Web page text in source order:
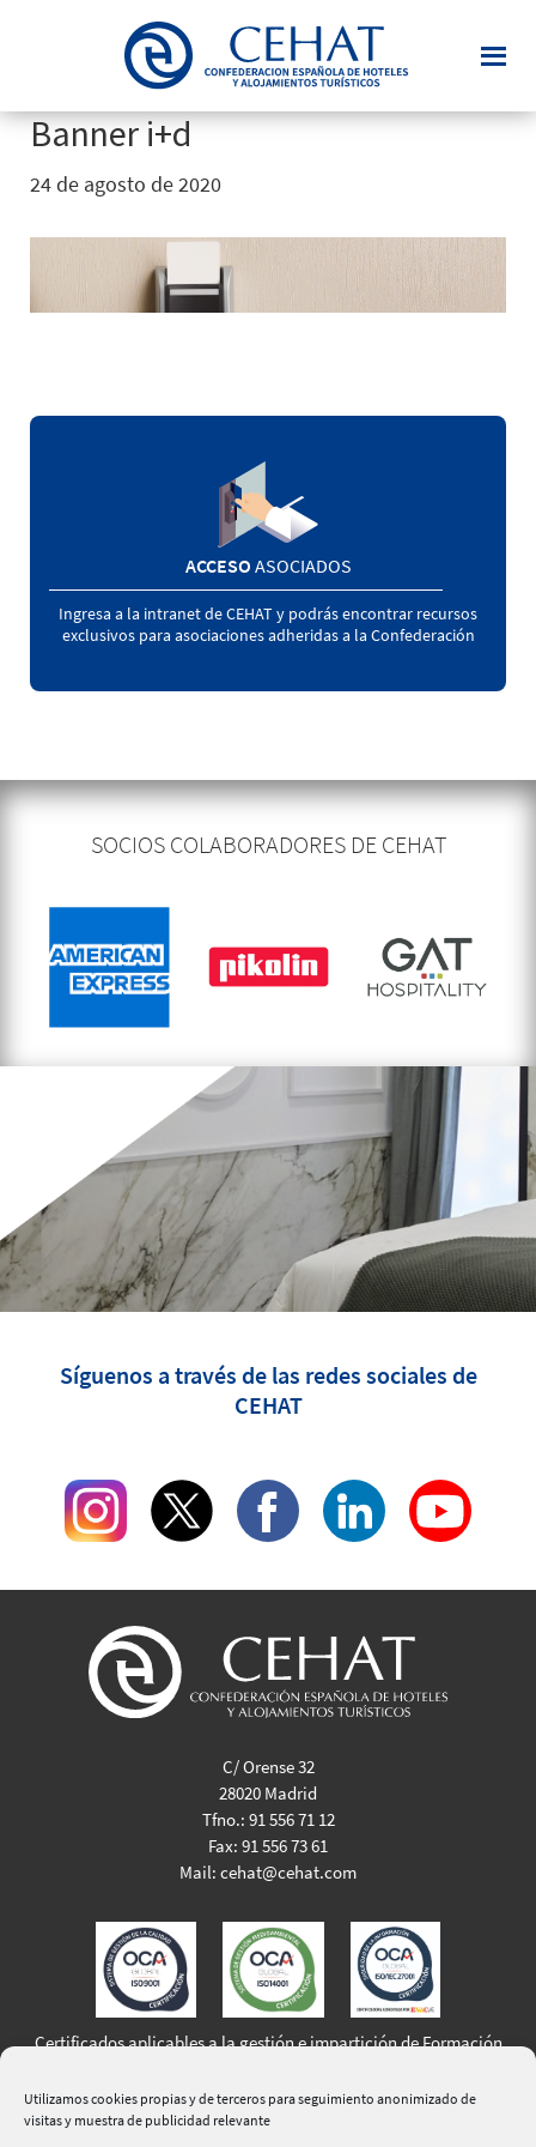
Utilizamos cookies propias y de terceros para seguimiento anonimizado de
visitas y muestra de publicidad relevante
principal
Banner i+d
24 de agosto de 2020
ACCESO ASOCIADOS
Ingresa a la intranet de CEHAT y podrás encontrar recursos
exclusivos para asociaciones adheridas a la Confederación
SOCIOS COLABORADORES DE CEHAT
Síguenos a través de las redes sociales de
CEHAT
C/ Orense 32
28020 Madrid
Tfno.: 91 556 71 12
Fax: 91 556 73 61
Mail: cehat@cehat.com
Certificados aplicables a la gestión e impartición de Formación